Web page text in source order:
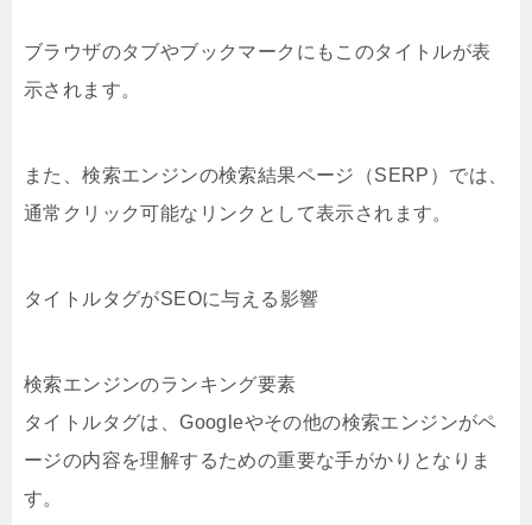
ブラウザのタブやブックマークにもこのタイトルが表
示されます。
また、検索エンジンの検索結果ページ（SERP）では、
通常クリック可能なリンクとして表示されます。
タイトルタグがSEOに与える影響
検索エンジンのランキング要素
タイトルタグは、Googleやその他の検索エンジンがペ
ージの内容を理解するための重要な手がかりとなりま
す。